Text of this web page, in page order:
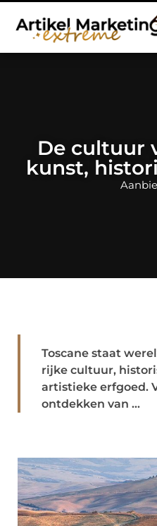
De cultuur
kunst,
Toscane staat
rijke cultuur,
artistieke erfgoed.
ontdekken van ...